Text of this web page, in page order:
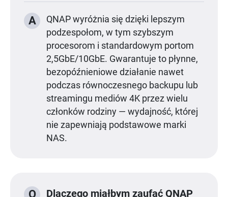
A
QNAP wyróżnia się dzięki lepszym
podzespołom, w tym szybszym
procesorom i standardowym portom
2,5GbE/10GbE. Gwarantuje to płynne,
bezopóźnieniowe działanie nawet
podczas równoczesnego backupu lub
streamingu mediów 4K przez wielu
członków rodziny — wydajność, której
nie zapewniają podstawowe marki
NAS.
Q
Dlaczego miałbym zaufać QNAP